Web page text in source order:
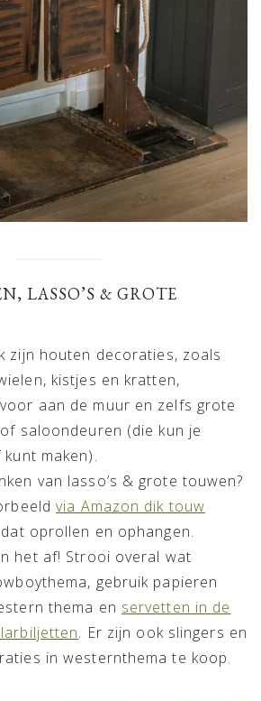
LASSO’S & GROTE
zijn houten decoraties, zoals
kistjes en kratten,
aan de muur en zelfs grote
saloondeuren (die kun je
maken).
van lasso’s & grote touwen?
via Amazon dik touw
oprollen en ophangen.
het af! Strooi overal wat
gebruik papieren
thema en servetten in de
. Er zijn ook slingers en
in westernthema te koop.